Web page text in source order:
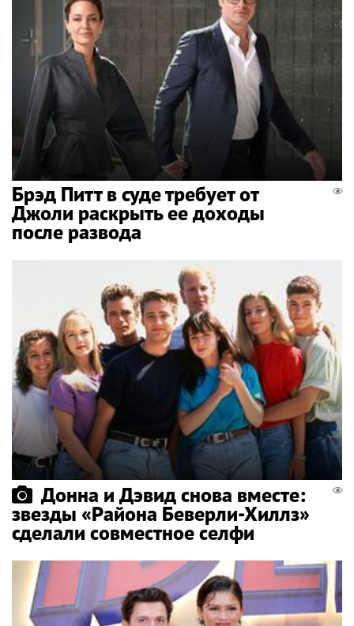
Брэд Питт в суде требует от
Джоли раскрыть ее доходы
после развода
Донна и Дэвид снова вместе:
звезды «Района Беверли-Хиллз»
сделали совместное селфи